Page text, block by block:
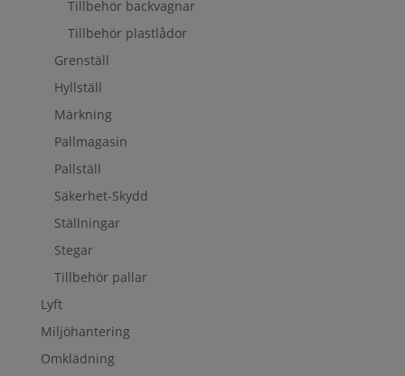
Tillbehör backvagnar
Tillbehör plastlådor
Grenställ
Hyllställ
Märkning
Pallmagasin
Pallställ
Säkerhet-Skydd
Ställningar
Stegar
Tillbehör pallar
Lyft
Miljöhantering
Omklädning